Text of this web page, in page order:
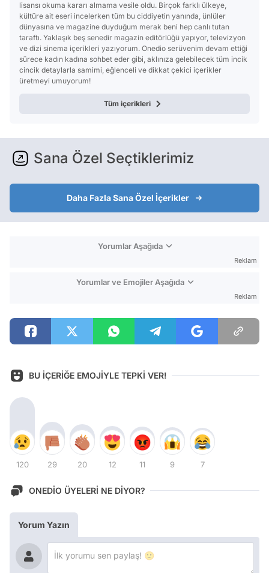
lisansı okuma kararı almama vesile oldu. Birçok farklı ülkeye,
kültüre ait eseri incelerken tüm bu ciddiyetin yanında, ünlüler
dünyasına ve magazine duyduğum merak beni hep canlı tutan
taraftı. Yaklaşık beş senedir magazin editörlüğü yapıyor, televizyon
ve dizi sinema içerikleri yazıyorum. Onedio serüvenim devam ettiği
sürece kadın kadına sohbet eder gibi, aklınıza gelebilecek tüm incik
cincik detaylarla samimi, eğlenceli ve dikkat çekici içerikler
üretmeyi umuyorum!
Tüm içerikleri
Sana Özel Seçtiklerimiz
Daha Fazla Sana Özel İçerikler
Yorumlar Aşağıda
Reklam
Yorumlar ve Emojiler Aşağıda
Reklam
BU İÇERİĞE EMOJİYLE TEPKİ VER!
120 29 20 12 11 9 7
ONEDİO ÜYELERİ NE DİYOR?
Yorum Yazın